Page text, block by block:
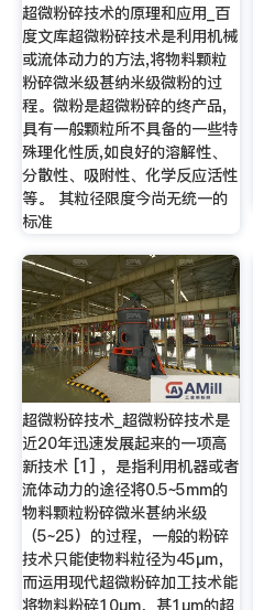
超微粉碎技术的原理和应用_百
度文库超微粉碎技术是利用机械
或流体动力的方法,将物料颗粒
粉碎微米级甚纳米级微粉的过
程。微粉是超微粉碎的终产品,
具有一般颗粒所不具备的一些特
殊理化性质,如良好的溶解性、
分散性、吸附性、化学反应活性
等。 其粒径限度今尚无统一的
标准
超微粉碎技术_超微粉碎技术是
近20年迅速发展起来的一项高
新技术 [1] ，是指利用机器或者
流体动力的途径将0.5~5mm的
物料颗粒粉碎微米甚纳米级
（5~25）的过程，一般的粉碎
技术只能使物料粒径为45μm，
而运用现代超微粉碎加工技术能
将物料粉碎10μm，甚1μm的超